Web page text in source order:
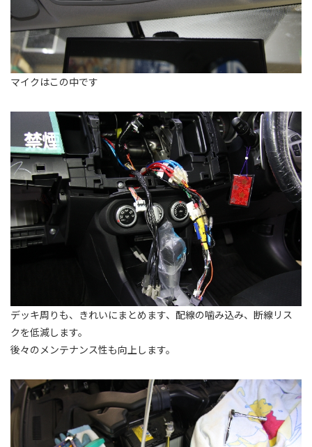
マイクはこの中です
デッキ周りも、きれいにまとめます、配線の噛み込み、断線リス
クを低減します。
後々のメンテナンス性も向上します。